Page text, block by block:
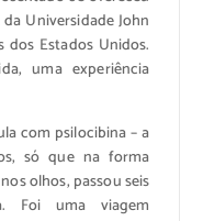
Universidade John
dos Estados Unidos.
uma experiência
com psilocibina – a
só que na forma
olhos, passou seis
Foi uma viagem